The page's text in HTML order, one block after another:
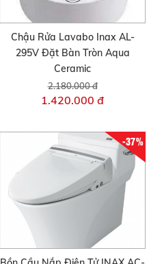
Chậu Rửa Lavabo Inax AL-
295V Đặt Bàn Tròn Aqua
Ceramic
2.180.000 đ
1.420.000 đ
-37%